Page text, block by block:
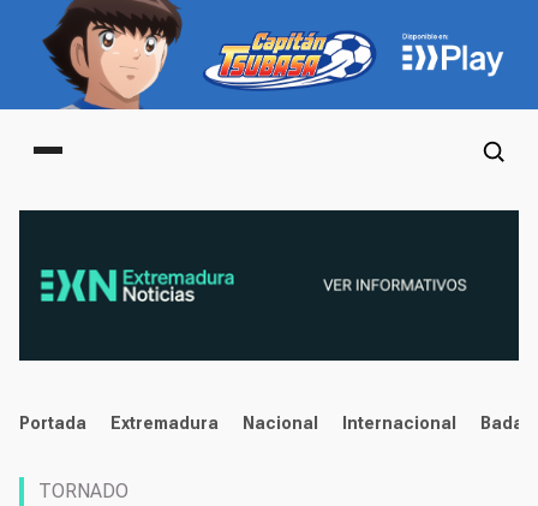
Main menu
noticias
Portada Extremadura Nacional Internacional
TORNADO